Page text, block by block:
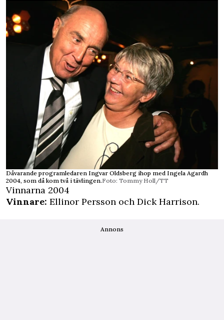
Dåvarande programledaren Ingvar Oldsberg ihop med Ingela Agardh
2004, som då kom två i tävlingen.Foto: Tommy Holl/TT
Vinnarna 2004
Vinnare: Ellinor Persson och Dick Harrison.
Annons